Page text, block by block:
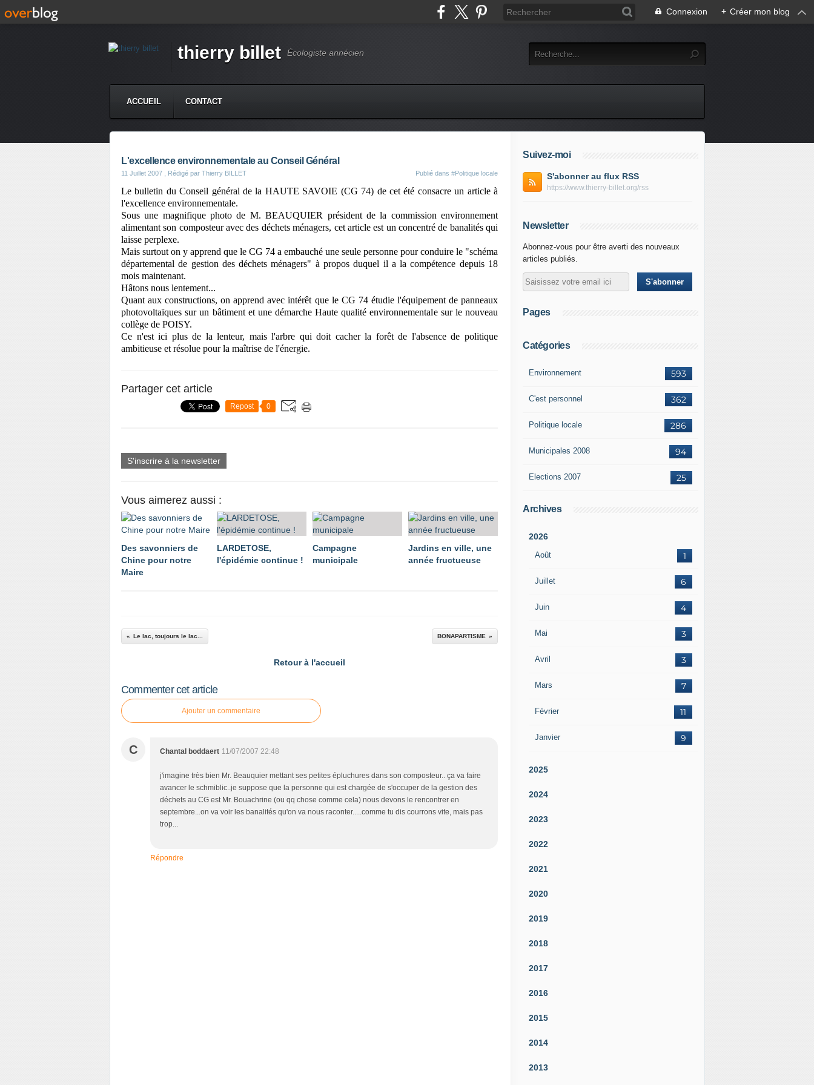
Connexion + Créer mon blog
thierry billet Écologiste annécien
ACCUEIL CONTACT
L'excellence environnementale au Conseil Général
11 Juillet 2007 , Rédigé par Thierry BILLET Publié dans #Politique locale
Le bulletin du Conseil général de la HAUTE SAVOIE (CG 74) de cet été consacre un article à
l'excellence environnementale.
Sous une magnifique photo de M. BEAUQUIER président de la commission environnement
alimentant son composteur avec des déchets ménagers, cet article est un concentré de banalités qui
laisse perplexe.
Mais surtout on y apprend que le CG 74 a embauché une seule personne pour conduire le "schéma
départemental de gestion des déchets ménagers" à propos duquel il a la compétence depuis 18
mois maintenant.
Hâtons nous lentement...
Quant aux constructions, on apprend avec intérêt que le CG 74 étudie l'équipement de panneaux
photovoltaïques sur un bâtiment et une démarche Haute qualité environnementale sur le nouveau
collège de POISY.
Ce n'est ici plus de la lenteur, mais l'arbre qui doit cacher la forêt de l'absence de politique
ambitieuse et résolue pour la maîtrise de l'énergie.
Partager cet article
Repost 0
S'inscrire à la newsletter
Vous aimerez aussi :
Des savonniers de
Chine pour notre
Maire
LARDETOSE,
l'épidémie continue !
Campagne
municipale
Jardins en ville, une
année fructueuse
Le lac, toujours le lac... BONAPARTISME
Retour à l'accueil
Commenter cet article
Ajouter un commentaire
C Chantal boddaert 11/07/2007 22:48
j'imagine très bien Mr. Beauquier mettant ses petites épluchures dans son composteur.. ça va faire
avancer le schmiblic..je suppose que la personne qui est chargée de s'occuper de la gestion des
déchets au CG est Mr. Bouachrine (ou qq chose comme cela) nous devons le rencontrer en
septembre...on va voir les banalités qu'on va nous raconter.....comme tu dis courrons vite, mais pas
trop...
Répondre
Suivez-moi
S'abonner au flux RSS
https://www.thierry-billet.org/rss
Newsletter
Abonnez-vous pour être averti des nouveaux
articles publiés.
Pages
Catégories
593
Environnement
362
C'est personnel
286
Politique locale
94
Municipales 2008
25
Elections 2007
Archives
2026
Août 1
Juillet 6
Juin 4
Mai 3
Avril 3
Mars 7
Février 11
Janvier 9
2025
2024
2023
2022
2021
2020
2019
2018
2017
2016
2015
2014
2013